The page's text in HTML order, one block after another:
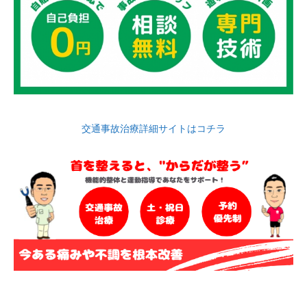
交通事故治療詳細サイトはコチラ